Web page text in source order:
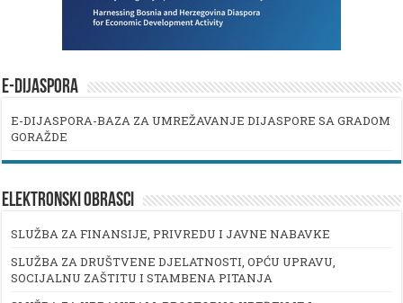
E-DIJASPORA
E-DIJASPORA-BAZA ZA UMREŽAVANJE DIJASPORE SA GRADOM
GORAŽDE
ELEKTRONSKI OBRASCI
SLUŽBA ZA FINANSIJE, PRIVREDU I JAVNE NABAVKE
SLUŽBA ZA DRUŠTVENE DJELATNOSTI, OPĆU UPRAVU,
SOCIJALNU ZAŠTITU I STAMBENA PITANJA